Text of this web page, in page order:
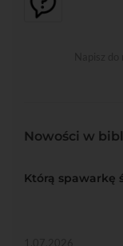
Nowości w
Którą spawarkę